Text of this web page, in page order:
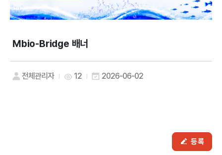
Mbio-Bridge 배너
전체관리자 12 2026-06-02
등록